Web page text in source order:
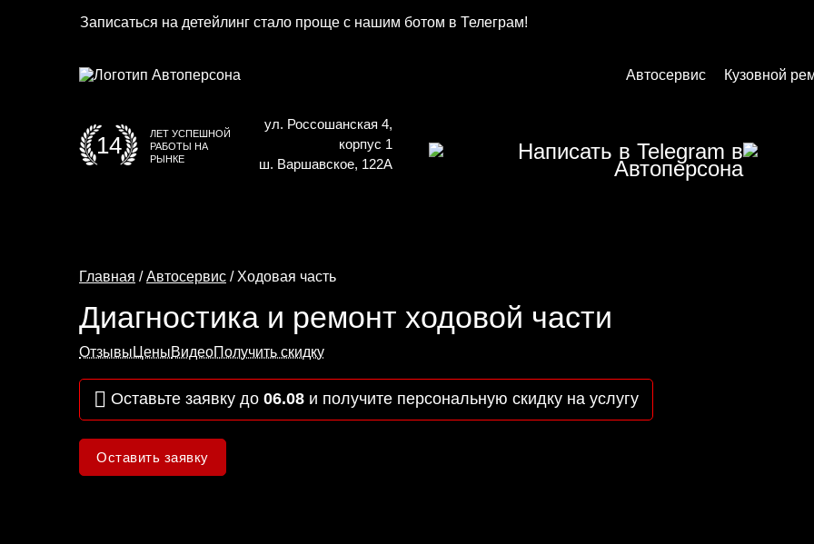
Записаться на детейлинг стало проще с нашим ботом в Телеграм!
Автосервис Кузовной
14
ЛЕТ УСПЕШНОЙ
РАБОТЫ НА
РЫНКЕ
ул. Россошанская 4,
корпус 1
ш. Варшавское, 122А
Главная /Автосервис / Ходовая часть
Диагностика и ремонт ходовой части
Отзывы ЦеныВидеоПолучить скидку
Оставьте заявку до 06.08 и получите персональную скидку на услугу
Оставить заявку